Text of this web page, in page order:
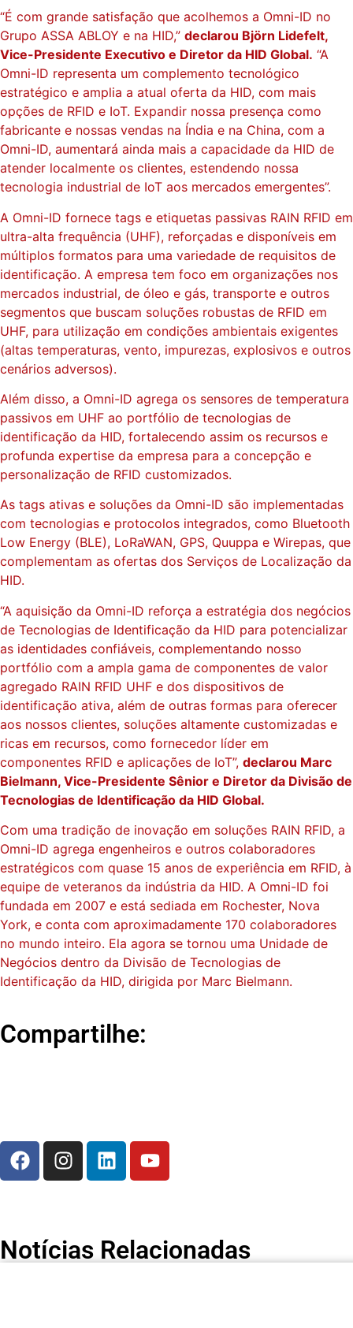
“É com grande satisfação que acolhemos a Omni-ID no
Grupo ASSA ABLOY e na HID,” declarou Björn Lidefelt,
Vice-Presidente Executivo e Diretor da HID Global. “A
Omni-ID representa um complemento tecnológico
estratégico e amplia a atual oferta da HID, com mais
opções de RFID e IoT. Expandir nossa presença como
fabricante e nossas vendas na Índia e na China, com a
Omni-ID, aumentará ainda mais a capacidade da HID de
atender localmente os clientes, estendendo nossa
tecnologia industrial de IoT aos mercados emergentes”.
A Omni-ID fornece tags e etiquetas passivas RAIN RFID em
ultra-alta frequência (UHF), reforçadas e disponíveis em
múltiplos formatos para uma variedade de requisitos de
identificação. A empresa tem foco em organizações nos
mercados industrial, de óleo e gás, transporte e outros
segmentos que buscam soluções robustas de RFID em
UHF, para utilização em condições ambientais exigentes
(altas temperaturas, vento, impurezas, explosivos e outros
cenários adversos).
Além disso, a Omni-ID agrega os sensores de temperatura
passivos em UHF ao portfólio de tecnologias de
identificação da HID, fortalecendo assim os recursos e
profunda expertise da empresa para a concepção e
personalização de RFID customizados.
As tags ativas e soluções da Omni-ID são implementadas
com tecnologias e protocolos integrados, como Bluetooth
Low Energy (BLE), LoRaWAN, GPS, Quuppa e Wirepas, que
complementam as ofertas dos Serviços de Localização da
HID.
“A aquisição da Omni-ID reforça a estratégia dos negócios
de Tecnologias de Identificação da HID para potencializar
as identidades confiáveis, complementando nosso
portfólio com a ampla gama de componentes de valor
agregado RAIN RFID UHF e dos dispositivos de
identificação ativa, além de outras formas para oferecer
aos nossos clientes, soluções altamente customizadas e
ricas em recursos, como fornecedor líder em
componentes RFID e aplicações de IoT”, declarou Marc
Bielmann, Vice-Presidente Sênior e Diretor da Divisão de
Tecnologias de Identificação da HID Global.
Com uma tradição de inovação em soluções RAIN RFID, a
Omni-ID agrega engenheiros e outros colaboradores
estratégicos com quase 15 anos de experiência em RFID, à
equipe de veteranos da indústria da HID. A Omni-ID foi
fundada em 2007 e está sediada em Rochester, Nova
York, e conta com aproximadamente 170 colaboradores
no mundo inteiro. Ela agora se tornou uma Unidade de
Negócios dentro da Divisão de Tecnologias de
Identificação da HID, dirigida por Marc Bielmann.
Compartilhe:
Notícias Relacionadas